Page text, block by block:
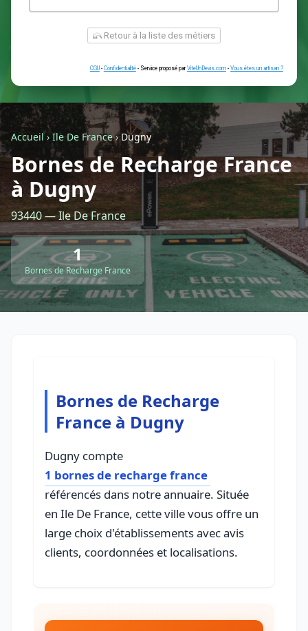
Une simple prise
Je ne sais pas encore
Autre
Retour à la liste des métiers
CGU-Confidentialité- Service proposé parViteUnDevis.com-Vous
Accueil› Ile De France›Dugny
Bornes de Recharge France
à Dugny
93440 — Ile De France
1
Bornes de Recharge France
Bornes de Recharge
France à Dugny
Dugny compte
1 bornes de recharge france
référencés dans notre annuaire. Située
en Ile De France, cette ville vous offre un
large choix d'établissements avec avis
clients, coordonnées et localisations.